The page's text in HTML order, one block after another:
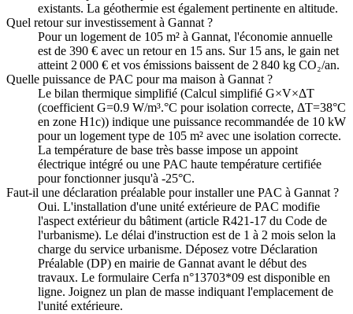
existants. La géothermie est également pertinente en altitude.
Quel retour sur investissement à Gannat ?
Pour un logement de 105 m² à Gannat, l'économie annuelle
est de 390 € avec un retour en 15 ans. Sur 15 ans, le gain net
atteint 2 000 € et vos émissions baissent de 2 840 kg CO₂/an.
Quelle puissance de PAC pour ma maison à Gannat ?
Le bilan thermique simplifié (Calcul simplifié G×V×ΔT
(coefficient G=0.9 W/m³.°C pour isolation correcte, ΔT=38°C
en zone H1c)) indique une puissance recommandée de 10 kW
pour un logement type de 105 m² avec une isolation correcte.
La température de base très basse impose un appoint
électrique intégré ou une PAC haute température certifiée
pour fonctionner jusqu'à -25°C.
Faut-il une déclaration préalable pour installer une PAC à Gannat ?
Oui. L'installation d'une unité extérieure de PAC modifie
l'aspect extérieur du bâtiment (article R421-17 du Code de
l'urbanisme). Le délai d'instruction est de 1 à 2 mois selon la
charge du service urbanisme. Déposez votre Déclaration
Préalable (DP) en mairie de Gannat avant le début des
travaux. Le formulaire Cerfa n°13703*09 est disponible en
ligne. Joignez un plan de masse indiquant l'emplacement de
l'unité extérieure.